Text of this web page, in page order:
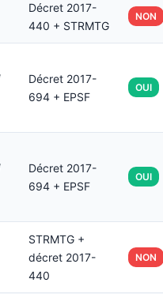
Décret 2017-
440 + STRMTG
NON
Décret 2017-
694 + EPSF
OUI
Décret 2017-
694 + EPSF
OUI
STRMTG +
décret 2017-
440
NON